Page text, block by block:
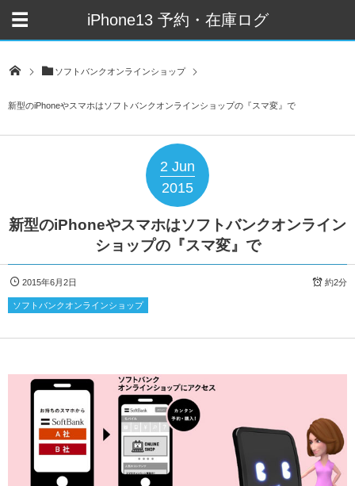
iPhone13 予約・在庫ログ
ソフトバンクオンラインショップ
新型のiPhoneやスマホはソフトバンクオンラインショップの『スマ変』で
2 Jun
2015
新型のiPhoneやスマホはソフトバンクオンライン
ショップの『スマ変』で
2015年6月2日 約2分
ソフトバンクオンラインショップ